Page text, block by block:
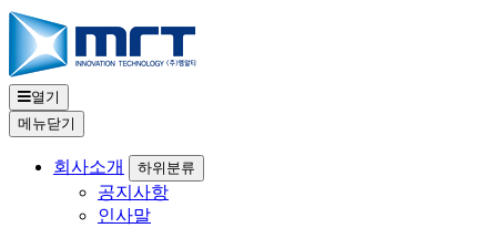
열기
메뉴닫기
회사소개 하위분류
공지사항
인사말